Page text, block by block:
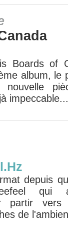
Boards of
album, le
depuis
qui
partir
de